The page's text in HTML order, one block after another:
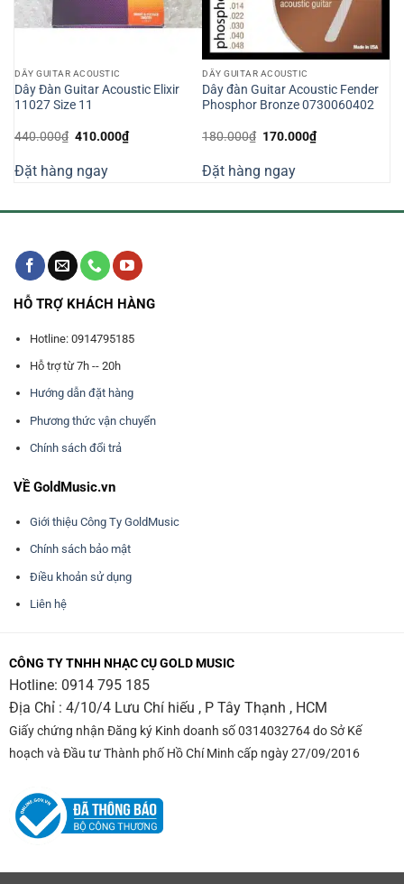
DÂY GUITAR ACOUSTIC
Dây Đàn Guitar Acoustic Elixir
11027 Size 11
440.000₫ Giá
440.000₫.
410.000₫Giá
hiện
Đặt hàng ngay
DÂY GUITAR ACOUSTIC
Dây đàn Guitar Acoustic Fender
Phosphor Bronze 0730060402
180.000₫ Giá
180.000₫.
170.000₫Giá
hiện
Đặt hàng ngay
HỖ TRỢ KHÁCH HÀNG
Hotline: 0914795185
Hỗ trợ từ 7h -- 20h
Hướng dẫn đặt hàng
Phương thức vận chuyển
Chính sách đổi trả
VỀ GoldMusic.vn
Giới thiệu Công Ty GoldMusic
Chính sách bảo mật
Điều khoản sử dụng
Liên hệ
CÔNG TY TNHH NHẠC CỤ GOLD MUSIC
Hotline: 0914 795 185
Địa Chỉ : 4/10/4 Lưu Chí hiếu , P Tây Thạnh , HCM
Giấy chứng nhận Đăng ký Kinh doanh số 0314032764 do Sở Kế
hoạch và Đầu tư Thành phố Hồ Chí Minh cấp ngày 27/09/2016